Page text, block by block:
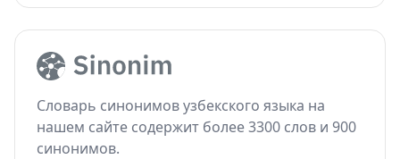
Словарь синонимов узбекского языка на
нашем сайте содержит более 3300 слов и 900
синонимов.